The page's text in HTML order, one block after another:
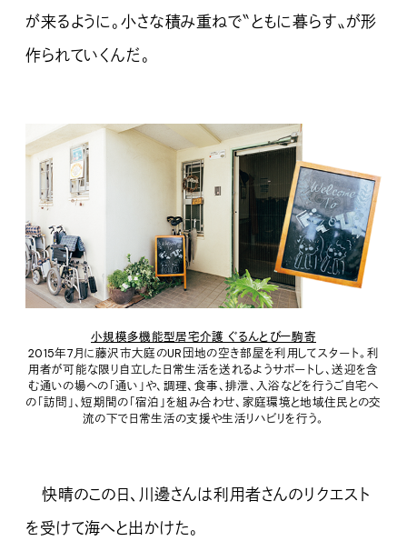
が来るように。小さな積み重ねで〝ともに暮らす〟が形
作られていくんだ。
小規模多機能型居宅介護 ぐるんとびー駒寄
2015年7月に藤沢市大庭のUR団地の空き部屋を利用してスタート。利
用者が可能な限り自立した日常生活を送れるようサポートし、送迎を含
む通いの場への「通い」や、調理、食事、排泄、入浴などを行うご自宅へ
の「訪問」、短期間の「宿泊」を組み合わせ、家庭環境と地域住民との交
流の下で日常生活の支援や生活リハビリを行う。
快晴のこの日、川邊さんは利用者さんのリクエスト
を受けて海へと出かけた。